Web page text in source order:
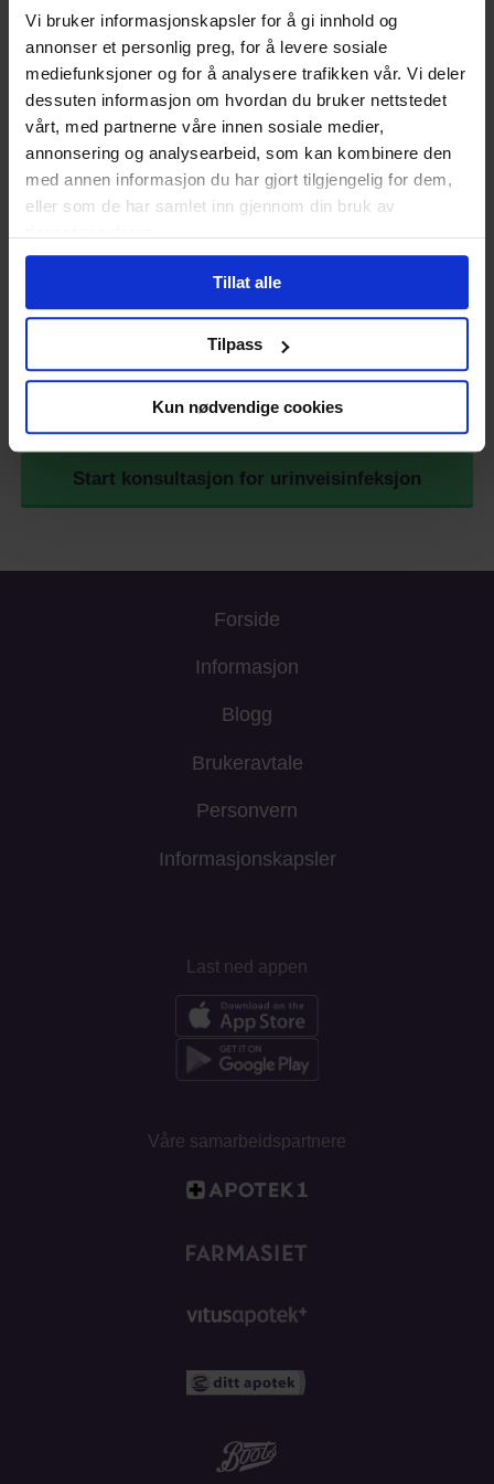
Vi bruker informasjonskapsler for å gi innhold og
annonser et personlig preg, for å levere sosiale
mediefunksjoner og for å analysere trafikken vår. Vi deler
dessuten informasjon om hvordan du bruker nettstedet
vårt, med partnerne våre innen sosiale medier,
annonsering og analysearbeid, som kan kombinere den
med annen informasjon du har gjort tilgjengelig for dem,
eller som de har samlet inn gjennom din bruk av
Tillat alle
Tilpass
Kun nødvendige cookies
med antibiotika, men heller finne den behandlingen for
utløsende årsak.
Når skal jeg kontakte lege?
Dersom du har redusert allmenntilstand, feber eller føler
deg dårlig, så anbefaler vi at du tar kontakt med lege.
Hva kan Nettlegevakt hjelpe
med?
Nettlegevakt kan tilby behandling moturinveisinfeksjon
kjønnsykdommer
. Vi behandler din forespørsel
raskt og du vil få svar i løpet av få minutter.
Har du andre spørsmål?Chat med oss!
Start konsultasjon for urinveisinfeksjon
Forside
Informasjon
Blogg
Brukeravtale
Personvern
Informasjonskapsler
Last ned appen
Våre samarbeidspartnere